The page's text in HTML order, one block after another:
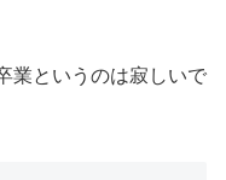
業というのは寂しいで